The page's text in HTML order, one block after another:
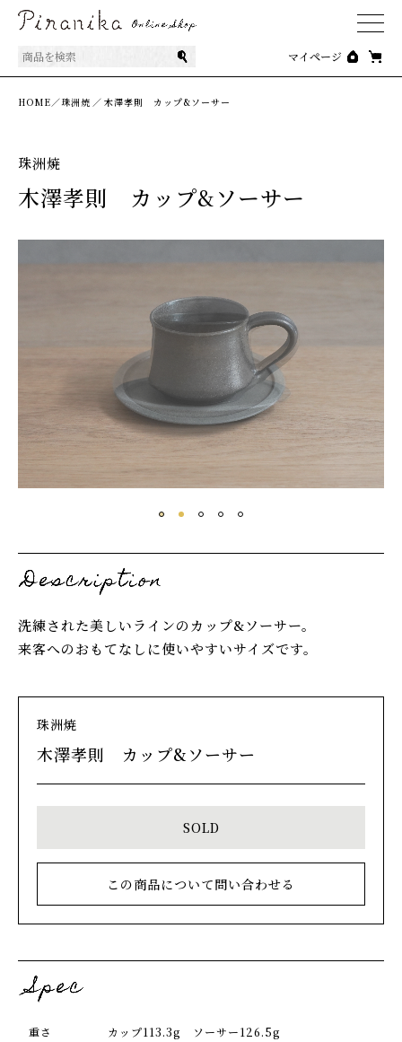
商品を検索 マイページ
HOME／珠洲焼 ／ 木澤孝則 カップ&ソーサー
珠洲焼
木澤孝則 カップ&ソーサー
洗練された美しいラインのカップ&ソーサー。
来客へのおもてなしに使いやすいサイズです。
珠洲焼
木澤孝則 カップ&ソーサー
SOLD
この商品について問い合わせる
重さ
カップ113.3g ソーサー126.5g